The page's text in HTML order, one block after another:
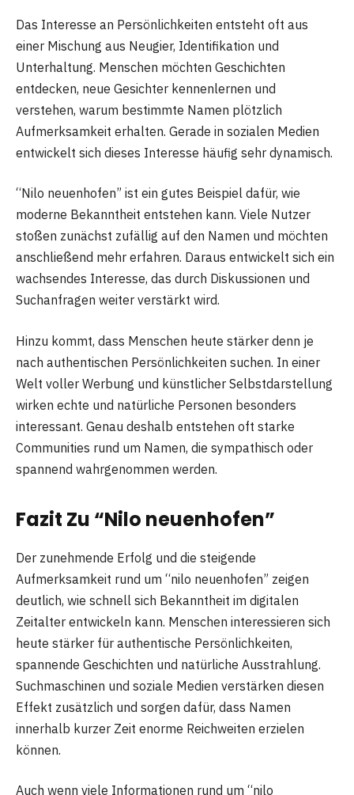
Das Interesse an Persönlichkeiten entsteht oft aus
einer Mischung aus Neugier, Identifikation und
Unterhaltung. Menschen möchten Geschichten
entdecken, neue Gesichter kennenlernen und
verstehen, warum bestimmte Namen plötzlich
Aufmerksamkeit erhalten. Gerade in sozialen Medien
entwickelt sich dieses Interesse häufig sehr dynamisch.
“Nilo neuenhofen” ist ein gutes Beispiel dafür, wie
moderne Bekanntheit entstehen kann. Viele Nutzer
stoßen zunächst zufällig auf den Namen und möchten
anschließend mehr erfahren. Daraus entwickelt sich ein
wachsendes Interesse, das durch Diskussionen und
Suchanfragen weiter verstärkt wird.
Hinzu kommt, dass Menschen heute stärker denn je
nach authentischen Persönlichkeiten suchen. In einer
Welt voller Werbung und künstlicher Selbstdarstellung
wirken echte und natürliche Personen besonders
interessant. Genau deshalb entstehen oft starke
Communities rund um Namen, die sympathisch oder
spannend wahrgenommen werden.
Fazit Zu “Nilo neuenhofen”
Der zunehmende Erfolg und die steigende
Aufmerksamkeit rund um “nilo neuenhofen” zeigen
deutlich, wie schnell sich Bekanntheit im digitalen
Zeitalter entwickeln kann. Menschen interessieren sich
heute stärker für authentische Persönlichkeiten,
spannende Geschichten und natürliche Ausstrahlung.
Suchmaschinen und soziale Medien verstärken diesen
Effekt zusätzlich und sorgen dafür, dass Namen
innerhalb kurzer Zeit enorme Reichweiten erzielen
können.
Auch wenn viele Informationen rund um “nilo